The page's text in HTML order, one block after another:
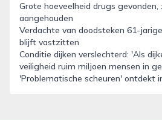
Grote hoeveelheid drugs gevonden,
aangehouden
Verdachte van doodsteken 61-
blijft vastzitten
Conditie dijken verslechterd: 'Als
veiligheid ruim miljoen mensen in
'Problematische scheuren' ontdekt